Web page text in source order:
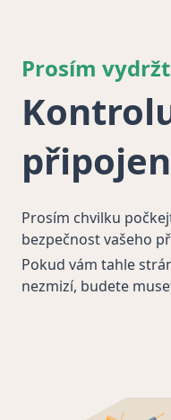
Prosím
Prosím chvilku
bezpečnost vašeho
Pokud vám tahle
nezmizí, budete